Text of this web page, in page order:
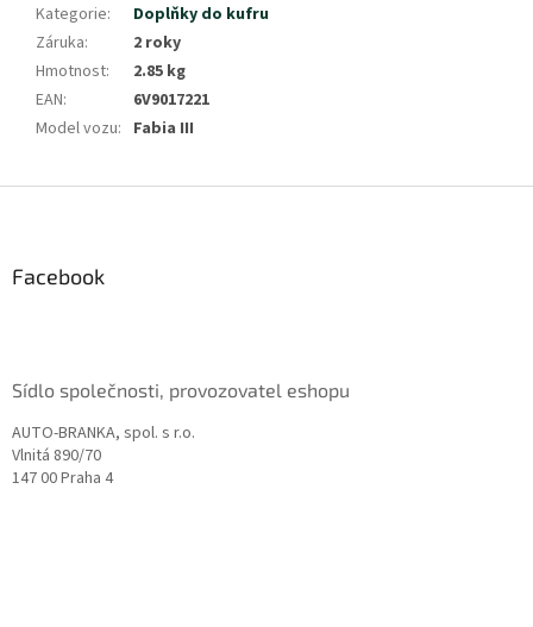
Kategorie:
Doplňky do kufru
Záruka:
2 roky
Hmotnost:
2.85 kg
EAN:
6V9017221
Model vozu: Fabia III
Facebook
Sídlo společnosti, provozovatel eshopu
AUTO-BRANKA, spol. s r.o.
Vlnitá 890/70
147 00 Praha 4